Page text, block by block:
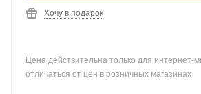
Хочу в подарок
Цена действительна только для интернет-
отличаться от цен в розничных магазинах